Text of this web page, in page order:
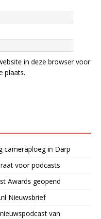
in deze browser voor
plaats.
cameraploeg in Darp
voor podcasts
Awards geopend
Nieuwsbrief
van